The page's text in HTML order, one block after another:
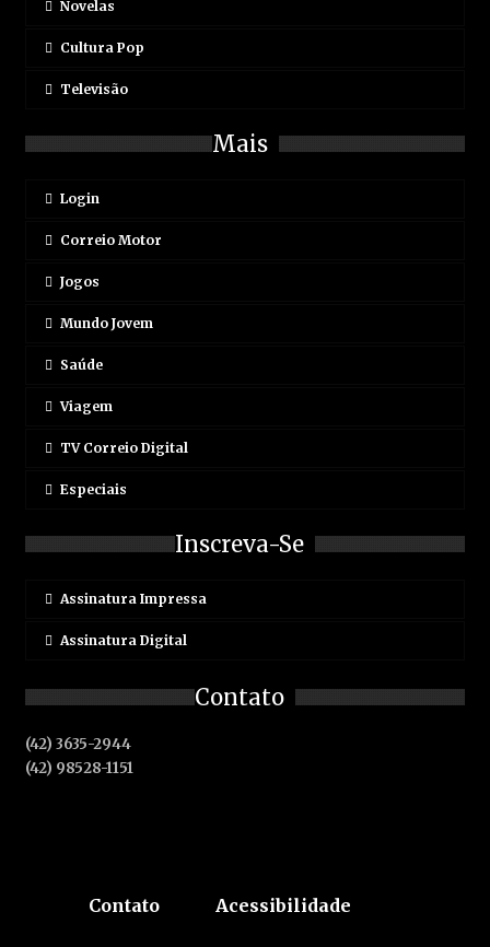
Novelas
Cultura Pop
Televisão
Mais
Login
Correio Motor
Jogos
Mundo Jovem
Saúde
Viagem
TV Correio Digital
Especiais
Inscreva-Se
Assinatura Impressa
Assinatura Digital
Contato
(42) 3635-2944
(42) 98528-1151
Contato Acessibilidade